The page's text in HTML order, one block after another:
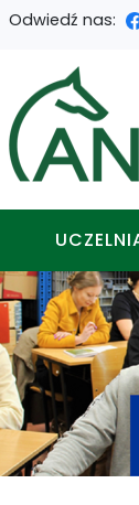
Przejdź
do
treści
Przejdź
do
menu
Przejdź
do
Przejdź
do
mapy
strony
Odwiedź nas: